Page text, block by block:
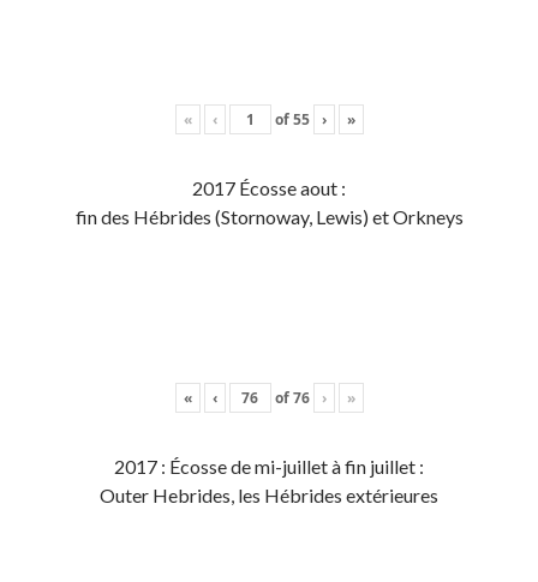
« ‹ of55 › »
2017 Écosse aout :
fin des Hébrides (Stornoway, Lewis) et Orkneys
« ‹ of76 › »
2017 : Écosse de mi-juillet à fin juillet :
Outer Hebrides, les Hébrides extérieures